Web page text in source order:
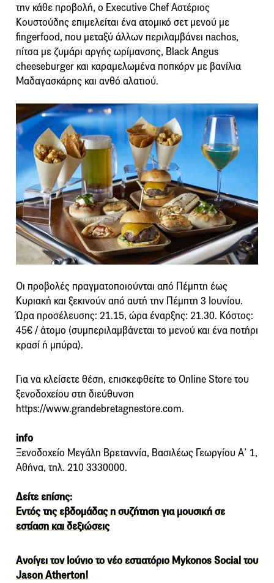
την κάθε προβολή, ο Executive Chef Αστέριος
Κουστούδης επιμελείται ένα ατομικό σετ μενού με
fingerfood, που μεταξύ άλλων περιλαμβάνει nachos,
πίτσα με ζυμάρι αργής ωρίμανσης, Black Angus
cheeseburger και καραμελωμένα ποπκόρν με βανίλια
Μαδαγασκάρης και ανθό αλατιού.
Οι προβολές πραγματοποιούνται από Πέμπτη έως
Κυριακή και ξεκινούν από αυτή την Πέμπτη 3 Ιουνίου.
Ώρα προσέλευσης: 21.15, ώρα έναρξης: 21.30. Κόστος:
45€ / άτομο (συμπεριλαμβάνεται το μενού και ένα ποτήρι
κρασί ή μπύρα).
Για να κλείσετε θέση, επισκεφθείτε το Online Store του
ξενοδοχείου στη διεύθυνση
https://www.grandebretagnestore.com.
info
Ξενοδοχείο Μεγάλη Βρεταννία, Βασιλέως Γεωργίου Α’ 1,
Αθήνα, τηλ. 210 3330000.
Δείτε επίσης:
Εντός της εβδομάδας η συζήτηση για μουσική σε
εστίαση και δεξιώσεις
Ανοίγει τον Ιούνιο το νέο εστιατόριο Μykonos Social του
Jason Atherton!